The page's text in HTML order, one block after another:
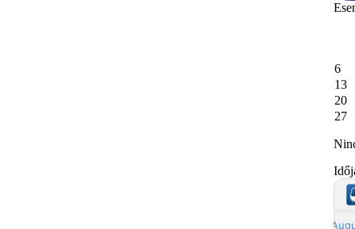
6
13
20
27